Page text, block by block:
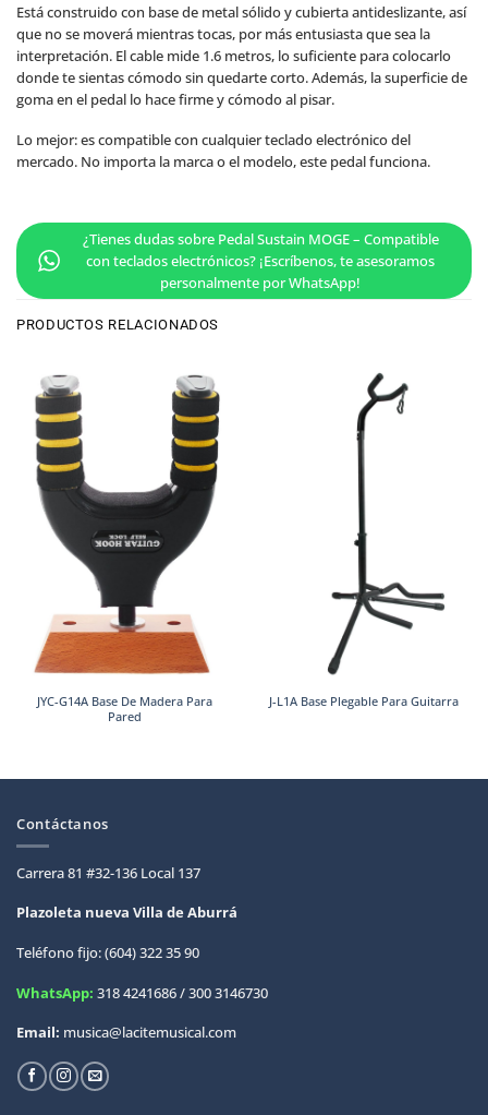
Está construido con base de metal sólido y cubierta antideslizante, así
que no se moverá mientras tocas, por más entusiasta que sea la
interpretación. El cable mide 1.6 metros, lo suficiente para colocarlo
donde te sientas cómodo sin quedarte corto. Además, la superficie de
goma en el pedal lo hace firme y cómodo al pisar.
Lo mejor: es compatible con cualquier teclado electrónico del
mercado. No importa la marca o el modelo, este pedal funciona.
¿Tienes dudas sobre Pedal Sustain MOGE – Compatible
con teclados electrónicos? ¡Escríbenos, te asesoramos
personalmente por WhatsApp!
PRODUCTOS RELACIONADOS
JYC-G14A Base De Madera Para
Pared
J-L1A Base Plegable Para Guitarra
Contáctanos
Carrera 81 #32-136 Local 137
Plazoleta nueva Villa deAburrá
Teléfono fijo: (604) 322 35 90
WhatsApp: 318 4241686 / 300 3146730
Email: musica@lacitemusical.com